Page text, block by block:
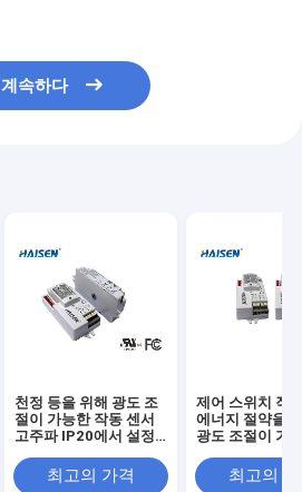
계속하다
천정 등을 위해 광도 조
절이 가능한 작동 센서
고주파 IP20에서 설정
최고의 가격
제어 스위치 작
에너지 절약을
광도 조절이 가
최고의